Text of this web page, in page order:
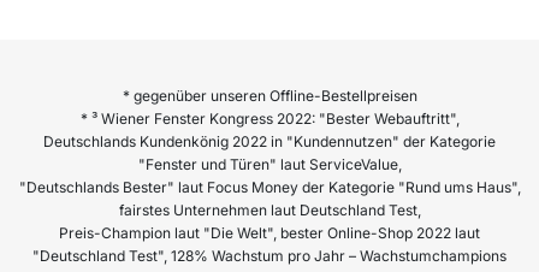
* gegenüber unseren Offline-Bestellpreisen
* ³ Wiener Fenster Kongress 2022: "Bester Webauftritt",
Deutschlands Kundenkönig 2022 in "Kundennutzen" der Kategorie
"Fenster und Türen" laut ServiceValue,
"Deutschlands Bester" laut Focus Money der Kategorie "Rund ums Haus",
fairstes Unternehmen laut Deutschland Test,
Preis-Champion laut "Die Welt", bester Online-Shop 2022 laut
"Deutschland Test", 128% Wachstum pro Jahr – Wachstumchampions